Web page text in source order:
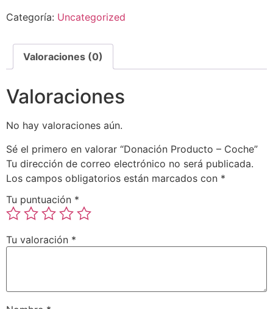
Categoría: Uncategorized
Valoraciones (0)
Valoraciones
No hay valoraciones aún.
Sé el primero en valorar “Donación Producto – Coche”
Tu dirección de correo electrónico no será publicada.
Los campos obligatorios están marcados con *
Tu puntuación *
Tu valoración *